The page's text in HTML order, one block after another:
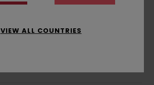
Farbe
VIEW ALL COUNTRIES